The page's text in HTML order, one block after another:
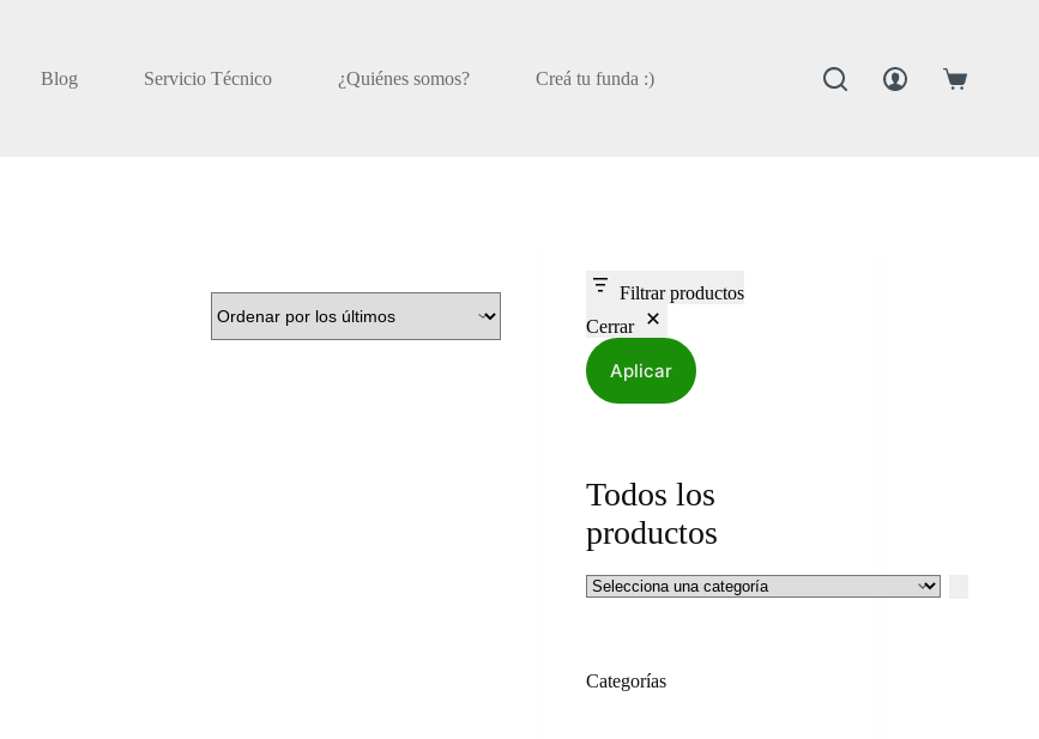
Blog Servicio Técnico ¿Quiénes somos? Creá tu funda :)
Carro
Filtrar productos
Cerrar
Aplicar
Todos los
productos
Selecciona
una
Categorías